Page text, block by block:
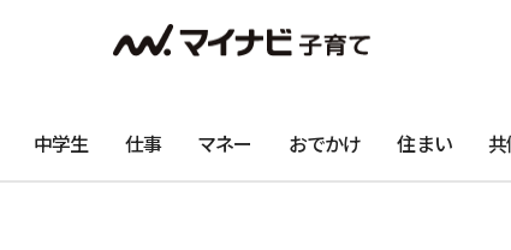
中学生 仕事 マネー おでかけ 住まい